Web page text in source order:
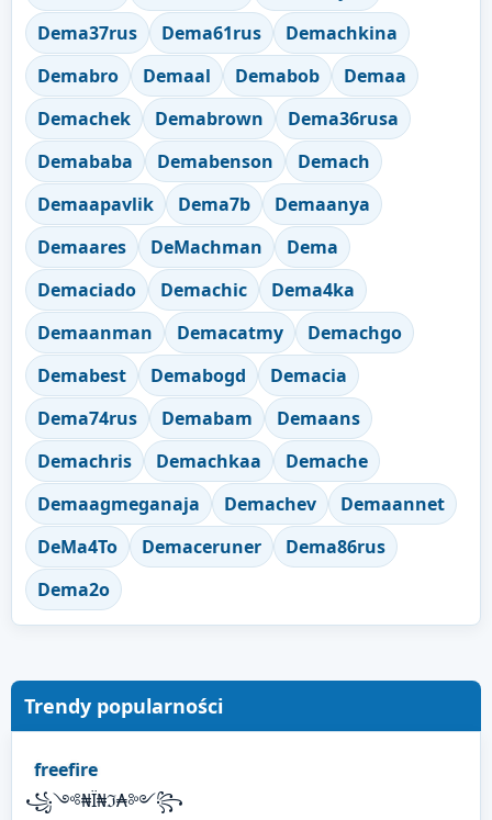
Dema37rus
Dema61rus
Demachkina
Demabro
Demaal Demabob
Demaa
Demachek
Demabrown
Dema36rusa
Demababa
Demabenson
Demach
Demaapavlik
Dema7b
Demaanya
Demaares
DeMachman
Dema
Demaciado
Demachic
Dema4ka
Demaanman
Demacatmy
Demachgo
Demabest
Demabogd
Demacia
Dema74rus
Demabam
Demaans
Demachris
Demachkaa
Demache
Demaagmeganaja
Demachev
Demaannet
DeMa4To
Demaceruner
Dema86rus
Dema2o
Trendy popularności
freefire
꧁༺₦Ї₦ℑ₳༻꧂